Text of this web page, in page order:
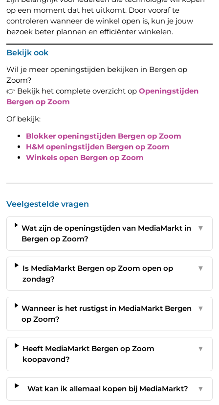
op een moment dat het uitkomt. Door vooraf te
controleren wanneer de winkel open is, kun je jouw
bezoek beter plannen en efficiënter winkelen.
Bekijk ook
Wil je meer openingstijden bekijken in Bergen op
Zoom?
👉 Bekijk het complete overzicht opOpeningstijden
Bergen op Zoom
Of bekijk:
Blokker openingstijden Bergen op Zoom
H&M openingstijden Bergen op Zoom
Winkels open Bergen op Zoom
Veelgestelde vragen
Wat zijn de openingstijden van MediaMarkt in
Bergen op Zoom?
▼
Is MediaMarkt Bergen op Zoom open op
zondag?
▼
Wanneer is het rustigst in MediaMarkt Bergen
op Zoom?
▼
Heeft MediaMarkt Bergen op Zoom
koopavond?
▼
Wat kan ik allemaal kopen bij MediaMarkt? ▼